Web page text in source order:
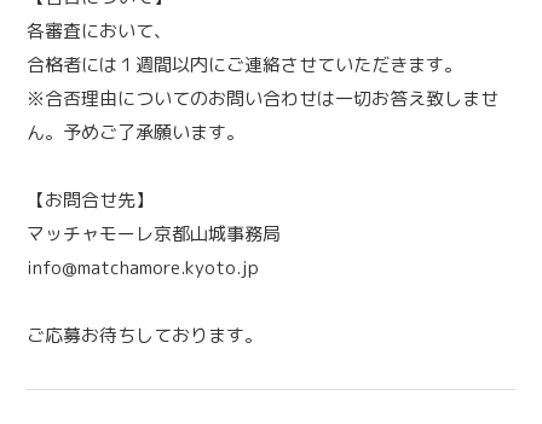
各審査において、
合格者には１週間以内にご連絡させていただきます。
※合否理由についてのお問い合わせは一切お答え致しませ
ん。予めご了承願います。
【お問合せ先】
マッチャモーレ京都山城事務局
info@matchamore.kyoto.jp
ご応募お待ちしております。